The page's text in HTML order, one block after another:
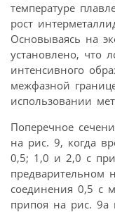
температуре
рост
Основываясь на
установлено, что
интенсивного
межфазной
использовании
Поперечное
на рис. 9, когда
0,5; 1,0 и 2,0 с
предварительном
соединения 0,5 с
припоя на рис. 9а